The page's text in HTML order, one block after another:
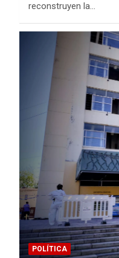
reconstruyen la…
POLÍTICA